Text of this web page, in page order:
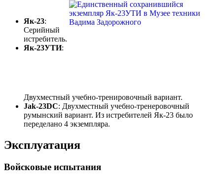
Як-23:
Серийный
истребитель.
Як-23УТИ:
Двухместный учебно-тренировочный вариант.
Jak-23DC: Двухместный учебно-тренеровочный
румынский вариант. Из истребителей Як-23 было
переделано 4 экземпляра.
Эксплуатация
Войсковые испытания